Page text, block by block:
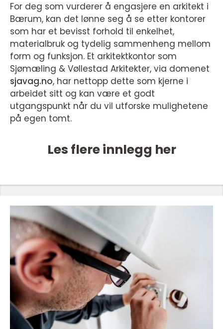
For deg som vurderer å engasjere en arkitekt i
Bærum, kan det lønne seg å se etter kontorer
som har et bevisst forhold til enkelhet,
materialbruk og tydelig sammenheng mellom
form og funksjon. Et arkitektkontor som
Sjømæling & Vøllestad Arkitekter, via domenet
sjavag.no, har nettopp dette som kjerne i
arbeidet sitt og kan være et godt
utgangspunkt når du vil utforske mulighetene
på egen tomt.
Les flere innlegg her